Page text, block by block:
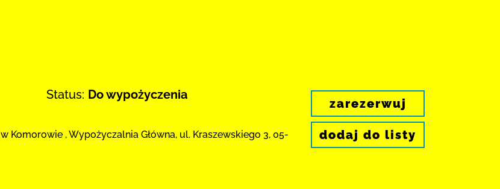
Status: Do wypożyczenia
w Komorowie ,Wypożyczalnia Główna, ul. Kraszewskiego 3, 05-
zarezerwuj
dodaj do listy